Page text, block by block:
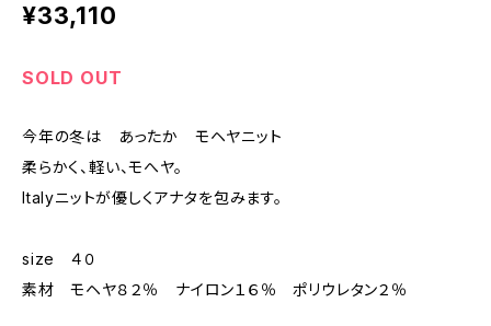
¥33,110
SOLD OUT
今年の冬は あったか モヘヤニット
柔らかく、軽い、モへヤ。
Italyニットが優しくアナタを包みます。
size ４０
素材 モヘヤ８２％ ナイロン１６％ ポリウレタン２％